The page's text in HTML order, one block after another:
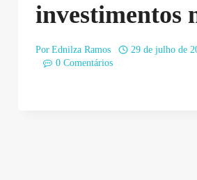
investimentos
Por Ednilza Ramos
29 de julho de
0 Comentários